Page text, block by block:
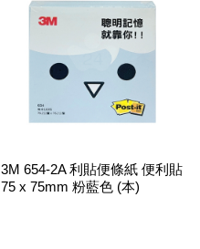
3M 654-2A 利貼便條紙 便利貼
75 x 75mm 粉藍色 (本)